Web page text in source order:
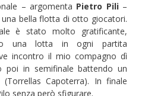
– argomenta Pietro Pili–
bella flotta di otto giocatori.
è stato molto gratificante,
una lotta in ogni partita
incontro il mio compagno dì
poi in semifinale battendo un
Capoterra). In finale
senza però sfigurare.